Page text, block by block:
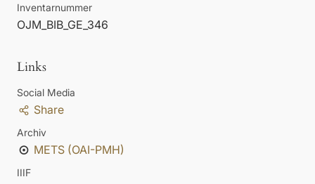
Inventarnummer
OJM_BIB_GE_346
Links
Social Media
Share
Archiv
METS (OAI-PMH)
IIIF